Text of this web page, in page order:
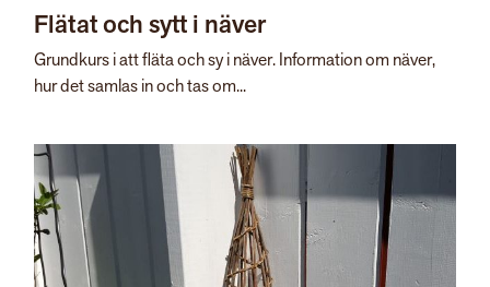
Flätat och sytt i näver
Grundkurs i att fläta och sy i näver. Information om näver,
hur det samlas in och tas om...